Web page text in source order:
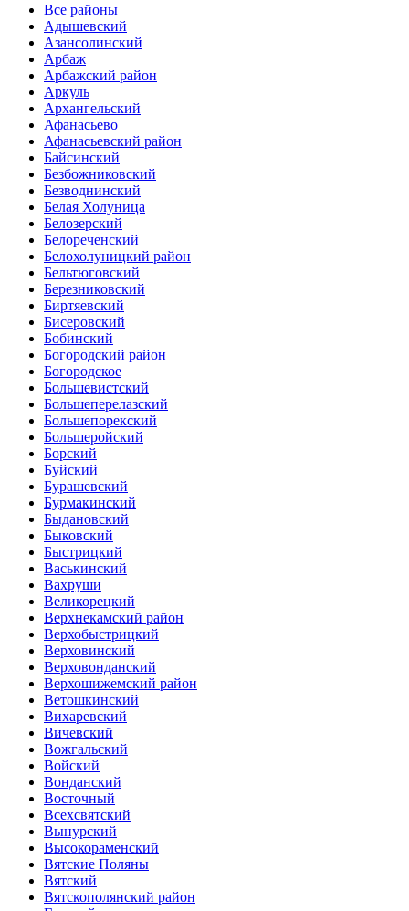
Все районы
Адышевский
Азансолинский
Арбаж
Арбажский район
Аркуль
Архангельский
Афанасьево
Афанасьевский район
Байсинский
Безбожниковский
Безводнинский
Белая Холуница
Белозерский
Белореченский
Белохолуницкий район
Бельтюговский
Березниковский
Биртяевский
Бисеровский
Бобинский
Богородский район
Богородское
Большевистский
Большеперелазский
Большепорекский
Большеройский
Борский
Буйский
Бурашевский
Бурмакинский
Быдановский
Быковский
Быстрицкий
Васькинский
Вахруши
Великорецкий
Верхнекамский район
Верхобыстрицкий
Верховинский
Верховонданский
Верхошижемский район
Ветошкинский
Вихаревский
Вичевский
Вожгальский
Войский
Вонданский
Восточный
Всехсвятский
Вынурский
Высокораменский
Вятские Поляны
Вятский
Вятскополянский район